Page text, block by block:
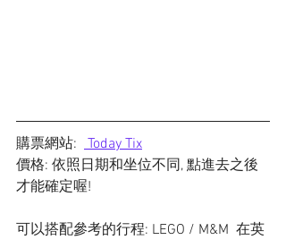
購票網站:
Today Tix
價格: 依照日期和坐位不同, 點進去之後
才能確定喔!
可以搭配參考的行程: LEGO / M&M  在英